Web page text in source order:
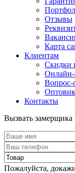
Отзывы
Карта
Клиентам
Скидки
Онлайн-
Вопрос-
Контакты
Вызвать замерщика
Пожалуйста,